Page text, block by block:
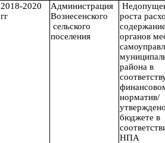
2018-2020
гг
Администрация
Вознесенского
сельского
поселения
Недопущение
роста
органов
района в
норматив/
бюджете в
НПА